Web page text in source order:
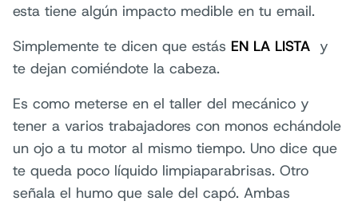
esta tiene algún impacto medible en tu email.
Simplemente te dicen que estás EN LA LISTA y
te dejan comiéndote la cabeza.
Es como meterse en el taller del mecánico y
tener a varios trabajadores con monos echándole
un ojo a tu motor al mismo tiempo. Uno dice que
te queda poco líquido limpiaparabrisas. Otro
señala el humo que sale del capó. Ambas